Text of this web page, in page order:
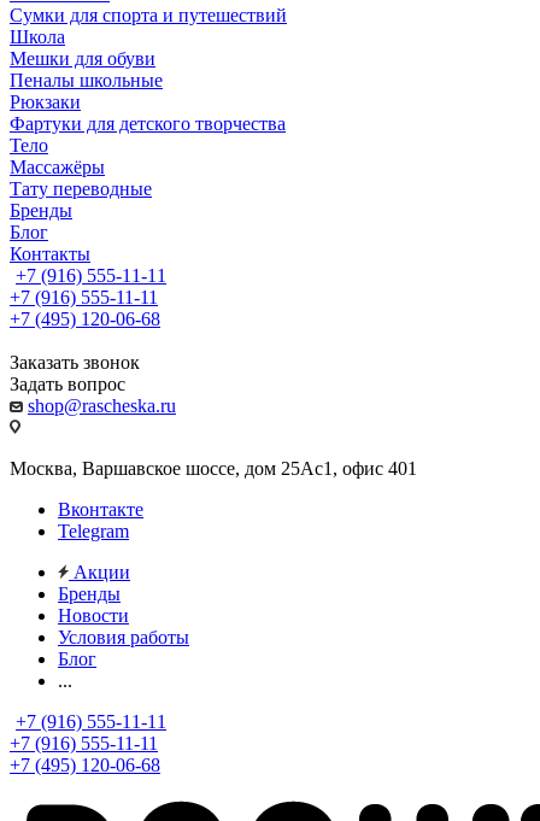
Сумки для спорта и путешествий
Школа
Мешки для обуви
Пеналы школьные
Рюкзаки
Фартуки для детского творчества
Тело
Массажёры
Тату переводные
Бренды
Блог
Контакты
+7 (916) 555-11-11
+7 (916) 555-11-11
+7 (495) 120-06-68
Заказать звонок
Задать вопрос
shop@rascheska.ru
Москва, Варшавское шоссе, дом 25Аc1, офис 401
Вконтакте
Telegram
Акции
Бренды
Новости
Условия работы
Блог
...
+7 (916) 555-11-11
+7 (916) 555-11-11
+7 (495) 120-06-68